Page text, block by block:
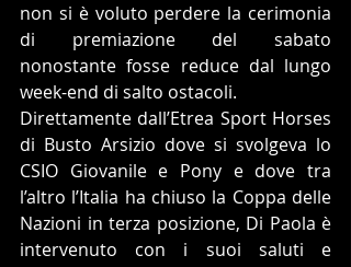
non si è voluto perdere la cerimonia
di premiazione del sabato
nonostante fosse reduce dal lungo
week-end di salto ostacoli.
Direttamente dall’Etrea Sport Horses
di Busto Arsizio dove si svolgeva lo
CSIO Giovanile e Pony e dove tra
l’altro l’Italia ha chiuso la Coppa delle
Nazioni in terza posizione, Di Paola è
intervenuto con i suoi saluti e